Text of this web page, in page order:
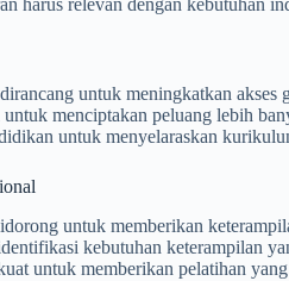
harus relevan dengan kebutuhan
untuk meningkatkan
menciptakan peluang lebih
untuk menyelaraskan
untuk memberikan
kebutuhan keterampilan
untuk memberikan pelatihan